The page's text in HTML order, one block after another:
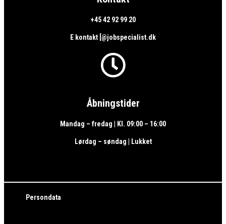
+45 42 92 99 20
E kontakt [@jobspecialist.dk

Åbningstider
Mandag – fredag | Kl. 09:00 – 16:00
Lørdag – søndag | Lukket
Persondata